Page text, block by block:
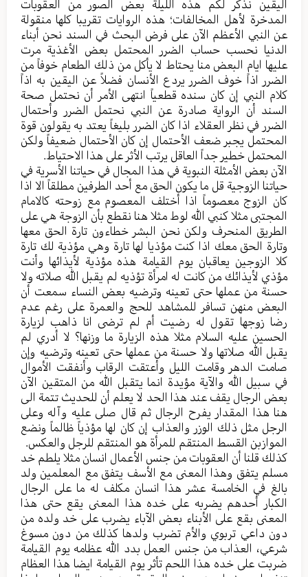
اليقين نذكر لكم هذه الليلة بعض الصور من العقوبات
المدخرة لأهل المخالفات؛ هذه الروايات تقريبا كلها منقولة
عن النبي الأعظم الآن على فرض البحث في السند نحن أبناء
الدنيا نحسب حساب الضرر المحتمل بعض الأغذية مرت
عليها ايام البعض منا يحتاط لا يأكل من ذلك الطعام خوفاً من
الضرر اذاً خوف الضرر يردع الأنسان فضلاً عن اليقين به اذاً
كلام النبي إن كان سنده قطعياً انتهى الأمر أن نحتمل صحة
السند أن الرواية صادرة عن النبي نحتمل الضرر وأحتمال
الضرر في نظر العقلاء اذا كان الضرر بليغاً يعتد به يقولون قوة
المحتمل يجبر ضعف الأحتمال إن كان الأحتمال ضعيفاً ولكن
المحتمل خطير جداً العاقل يرتب الأثر على هذا الاحتياط.
الآن بعض الأمثلة النبوية في هذا المجال في حياتنا الأسرية في
حياتنا الزوجية قل ما يكون الحق مع أحد الطرفين مطلقاً الا اذا
كان الزوج معصوماً اذا أختلف المعصوم مع زوحته كالامام
المجتبى مثلا كنبي الله لوط مثلا هنا نقطع بأن الزوجة هي على
الطريق المنحرف ولكن نحن البشر خطاءون تارة الحق معها
وتارة الحق معك اذا كنت مؤذيا لها تارة وهي مؤذية لك تارة
كلا الزوجين يعاقبان يوم القيامة هذه مؤذية لأيذائها وأنت
مؤذي لأيذائك من كانت له امرأة تؤذيه لم يقبل الله صلاته ولا
حسنة من عملها حتى تعينه وترضيه بعض النساء سمعت أن
البعض منهن تسافر للمشاهد للحج والعمرة على رغم عدم
رضا زوجها تقول له رضيت أم لم ترضى انا ذاهب لزيارة
الحسين عليه السلام مثلا هذه الزيارة ما وزنها؟ لا أدري لم
يقبل الله صلاتها ولا حسنة من عملها حتى تعينه وترضيه وإن
صامت الدهر وقامت الليل وأعتقت الرقاب وأنفقت الأموال
في سبيل الله والآية مؤيدة انما يتقبل الله من المتقين الآن
بعض الرجال يقف عند هذا الحد لا يعلم أن للحديث تتمة الى
هنا هذا المقدار يفرح الرجال ثم قال صلى عليه وآله وعلى
الرجل مثل ذلك الوزر والعذاب إن كان لها مؤذياً ظالماً ونضع
الموازبن القسط المنتقم للمرأة هو المنتقم للرجل والعكس.
كذلك قلنا أن العقوبات من جنس الأعمال انسان مثلا يلطم خد
مسلم يتفق وهذا المعنى مع الأسف يتفق مع المعلمين ولد
بالغ في الخامسة عشر هذا انسان مكلف له ما على الرجال
الكبار أحدهم يضربه على خده هذا المعنى يقع حتى هذا
المعنى بقع على الأبناء بعض الآباء يضرب على خد ولده من
دون داعي تربوي والأم تضرب ولدها كذلك من دون مسوغ
شرعي، العذاب من جنس العمل بدد الله عظامه يوم القيامة
ضربت على خده هذا اللحم تأثر يوم القيامة ايضا هذا العظام